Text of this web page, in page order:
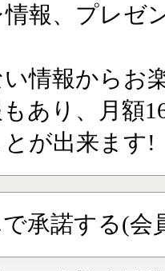
報、プレゼ
情報からお
あり、月額
が出来ます!
承諾する(会